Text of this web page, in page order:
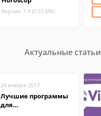
Версия: 7.4 (0.53 МБ)
Актуальные статьи
24 января 2017
Лучшие программы
для